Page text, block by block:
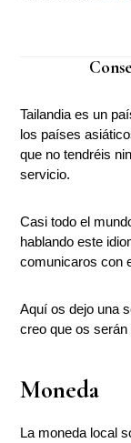
Tailandia es un
los países
que no tendréis
servicio.
Casi todo el
hablando este
comunicaros con
Aquí os dejo una
creo que os
Moneda
La moneda local